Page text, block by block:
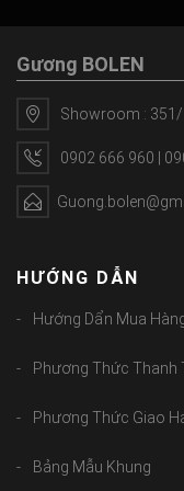
Gương BOLEN
Showroom : 351/
0902 666 960 |
HƯỚNG DẪN
Hướng Dẩn Mua
Phương Thức Thanh
Phương Thức Giao
Bảng Mẫu Khung